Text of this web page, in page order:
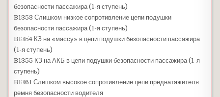
безопасности пассажира (1-я ступень)
B1353 Слишком низкое сопротивление цепи подушки
безопасности пассажира (1-я ступень)
B1354 КЗ на «массу» в цепи подушки безопасности пассажира
(1-я ступень)
B1355 КЗ на АКБ в цепи подушки безопасности пассажира (1-я
ступень)
B1361 Слишком высокое сопротивление цепи преднатяжителя
ремня безопасности водителя